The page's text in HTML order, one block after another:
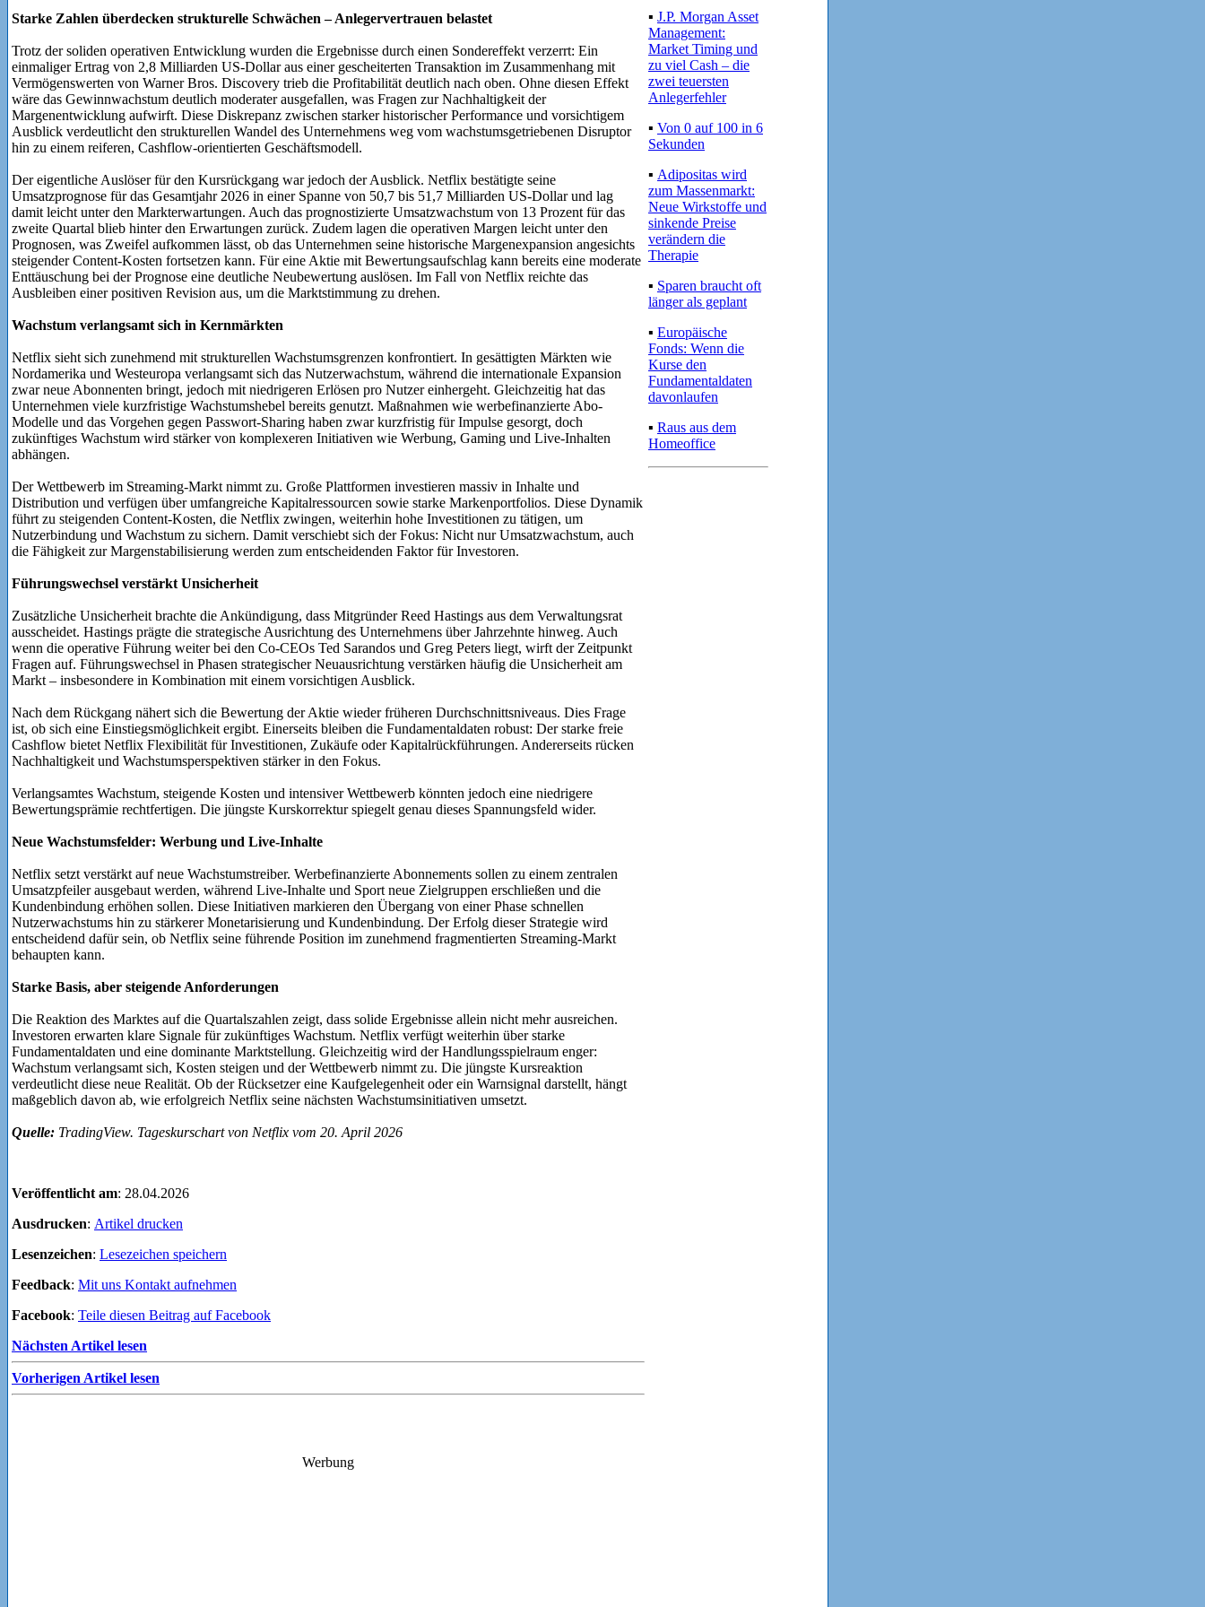
Starke Zahlen überdecken strukturelle Schwächen – Anlegervertrauen belastet
Trotz der soliden operativen Entwicklung wurden die Ergebnisse durch einen Sondereffekt verzerrt: Ein
einmaliger Ertrag von 2,8 Milliarden US-Dollar aus einer gescheiterten Transaktion im Zusammenhang mit
Vermögenswerten von Warner Bros. Discovery trieb die Profitabilität deutlich nach oben. Ohne diesen Effekt
wäre das Gewinnwachstum deutlich moderater ausgefallen, was Fragen zur Nachhaltigkeit der
Margenentwicklung aufwirft. Diese Diskrepanz zwischen starker historischer Performance und vorsichtigem
Ausblick verdeutlicht den strukturellen Wandel des Unternehmens weg vom wachstumsgetriebenen Disruptor
hin zu einem reiferen, Cashflow-orientierten Geschäftsmodell.
Der eigentliche Auslöser für den Kursrückgang war jedoch der Ausblick. Netflix bestätigte seine
Umsatzprognose für das Gesamtjahr 2026 in einer Spanne von 50,7 bis 51,7 Milliarden US-Dollar und lag
damit leicht unter den Markterwartungen. Auch das prognostizierte Umsatzwachstum von 13 Prozent für das
zweite Quartal blieb hinter den Erwartungen zurück. Zudem lagen die operativen Margen leicht unter den
Prognosen, was Zweifel aufkommen lässt, ob das Unternehmen seine historische Margenexpansion angesichts
steigender Content-Kosten fortsetzen kann. Für eine Aktie mit Bewertungsaufschlag kann bereits eine moderate
Enttäuschung bei der Prognose eine deutliche Neubewertung auslösen. Im Fall von Netflix reichte das
Ausbleiben einer positiven Revision aus, um die Marktstimmung zu drehen.
Wachstum verlangsamt sich in Kernmärkten
Netflix sieht sich zunehmend mit strukturellen Wachstumsgrenzen konfrontiert. In gesättigten Märkten wie
Nordamerika und Westeuropa verlangsamt sich das Nutzerwachstum, während die internationale Expansion
zwar neue Abonnenten bringt, jedoch mit niedrigeren Erlösen pro Nutzer einhergeht. Gleichzeitig hat das
Unternehmen viele kurzfristige Wachstumshebel bereits genutzt. Maßnahmen wie werbefinanzierte Abo-
Modelle und das Vorgehen gegen Passwort-Sharing haben zwar kurzfristig für Impulse gesorgt, doch
zukünftiges Wachstum wird stärker von komplexeren Initiativen wie Werbung, Gaming und Live-Inhalten
abhängen.
Der Wettbewerb im Streaming-Markt nimmt zu. Große Plattformen investieren massiv in Inhalte und
Distribution und verfügen über umfangreiche Kapitalressourcen sowie starke Markenportfolios. Diese Dynamik
führt zu steigenden Content-Kosten, die Netflix zwingen, weiterhin hohe Investitionen zu tätigen, um
Nutzerbindung und Wachstum zu sichern. Damit verschiebt sich der Fokus: Nicht nur Umsatzwachstum, auch
die Fähigkeit zur Margenstabilisierung werden zum entscheidenden Faktor für Investoren.
Führungswechsel verstärkt Unsicherheit
Zusätzliche Unsicherheit brachte die Ankündigung, dass Mitgründer Reed Hastings aus dem Verwaltungsrat
ausscheidet. Hastings prägte die strategische Ausrichtung des Unternehmens über Jahrzehnte hinweg. Auch
wenn die operative Führung weiter bei den Co-CEOs Ted Sarandos und Greg Peters liegt, wirft der Zeitpunkt
Fragen auf. Führungswechsel in Phasen strategischer Neuausrichtung verstärken häufig die Unsicherheit am
Markt – insbesondere in Kombination mit einem vorsichtigen Ausblick.
Nach dem Rückgang nähert sich die Bewertung der Aktie wieder früheren Durchschnittsniveaus. Dies Frage
ist, ob sich eine Einstiegsmöglichkeit ergibt. Einerseits bleiben die Fundamentaldaten robust: Der starke freie
Cashflow bietet Netflix Flexibilität für Investitionen, Zukäufe oder Kapitalrückführungen. Andererseits rücken
Nachhaltigkeit und Wachstumsperspektiven stärker in den Fokus.
Verlangsamtes Wachstum, steigende Kosten und intensiver Wettbewerb könnten jedoch eine niedrigere
Bewertungsprämie rechtfertigen. Die jüngste Kurskorrektur spiegelt genau dieses Spannungsfeld wider.
Neue Wachstumsfelder: Werbung und Live-Inhalte
Netflix setzt verstärkt auf neue Wachstumstreiber. Werbefinanzierte Abonnements sollen zu einem zentralen
Umsatzpfeiler ausgebaut werden, während Live-Inhalte und Sport neue Zielgruppen erschließen und die
Kundenbindung erhöhen sollen. Diese Initiativen markieren den Übergang von einer Phase schnellen
Nutzerwachstums hin zu stärkerer Monetarisierung und Kundenbindung. Der Erfolg dieser Strategie wird
entscheidend dafür sein, ob Netflix seine führende Position im zunehmend fragmentierten Streaming-Markt
behaupten kann.
Starke Basis, aber steigende Anforderungen
Die Reaktion des Marktes auf die Quartalszahlen zeigt, dass solide Ergebnisse allein nicht mehr ausreichen.
Investoren erwarten klare Signale für zukünftiges Wachstum. Netflix verfügt weiterhin über starke
Fundamentaldaten und eine dominante Marktstellung. Gleichzeitig wird der Handlungsspielraum enger:
Wachstum verlangsamt sich, Kosten steigen und der Wettbewerb nimmt zu. Die jüngste Kursreaktion
verdeutlicht diese neue Realität. Ob der Rücksetzer eine Kaufgelegenheit oder ein Warnsignal darstellt, hängt
maßgeblich davon ab, wie erfolgreich Netflix seine nächsten Wachstumsinitiativen umsetzt.
Quelle: TradingView. Tageskurschart von Netflix vom 20. April 2026
Veröffentlicht am: 28.04.2026
Ausdrucken: Artikel drucken
Lesenzeichen: Lesezeichen speichern
Feedback: Mit uns Kontakt aufnehmen
Facebook: Teile diesen Beitrag auf Facebook
Nächsten Artikel lesen
Vorherigen Artikel lesen
▪ J.P. Morgan Asset
Management:
Market Timing und
zu viel Cash – die
zwei teuersten
Anlegerfehler
▪ Von 0 auf 100 in 6
Sekunden
▪ Adipositas wird
zum Massenmarkt:
Neue Wirkstoffe und
sinkende Preise
verändern die
Therapie
▪ Sparen braucht oft
länger als geplant
▪ Europäische
Fonds: Wenn die
Kurse den
Fundamentaldaten
davonlaufen
▪ Raus aus dem
Homeoffice
Werbung